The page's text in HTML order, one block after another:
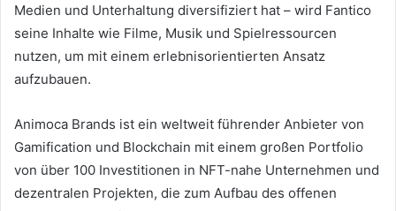
Medien und Unterhaltung diversifiziert hat – wird Fantico
seine Inhalte wie Filme, Musik und Spielressourcen
nutzen, um mit einem erlebnisorientierten Ansatz
aufzubauen.
Animoca Brands ist ein weltweit führender Anbieter von
Gamification und Blockchain mit einem großen Portfolio
von über 100 Investitionen in NFT-nahe Unternehmen und
dezentralen Projekten, die zum Aufbau des offenen